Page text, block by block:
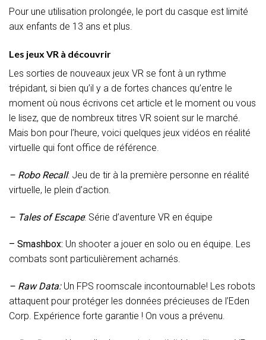
Pour une utilisation prolongée, le port du casque est limité
aux enfants de 13 ans et plus.
Les jeux VR à découvrir
Les sorties de nouveaux jeux VR se font à un rythme
trépidant, si bien qu’il y a de fortes chances qu’entre le
moment où nous écrivons cet article et le moment ou vous
le lisez, que de nombreux titres VR soient sur le marché.
Mais bon pour l’heure, voici quelques jeux vidéos en réalité
virtuelle qui font office de référence.
– Robo Recall: Jeu de tir à la première personne en réalité
virtuelle, le plein d’action.
– Tales of Escape: Série d’aventure VR en équipe
– Smashbox: Un shooter a jouer en solo ou en équipe. Les
combats sont particulièrement acharnés.
– Raw Data:Un FPS roomscale incontournable! Les robots
attaquent pour protéger les données précieuses de l’Eden
Corp. Expérience forte garantie ! On vous a prévenu.